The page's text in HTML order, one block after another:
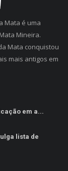
Mata é uma
Mineira.
Mata conquistou
mais antigos em
em a...
lista de